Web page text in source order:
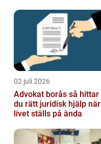
02 juli 2026
Advokat borås så hittar
du rätt juridisk hjälp när
livet ställs på ända